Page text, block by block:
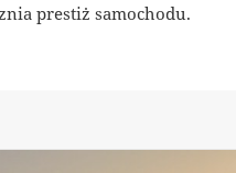
prestiż samochodu.